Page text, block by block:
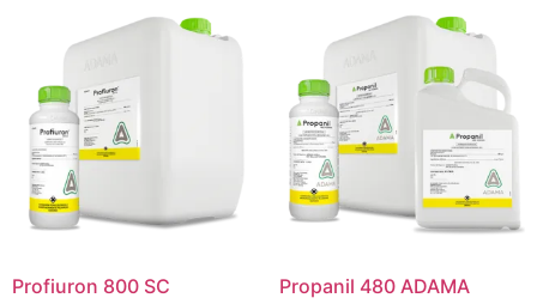
Profiuron 800 SC Propanil 480 ADAMA